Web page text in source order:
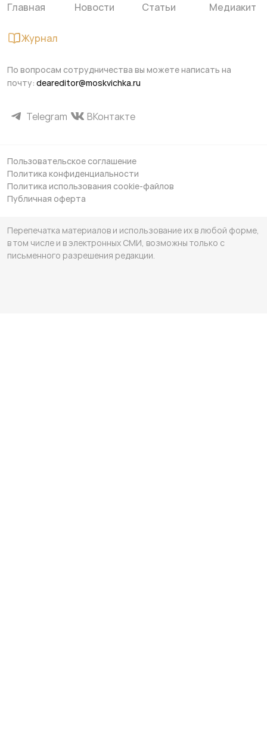
Главная Новости Статьи Медиакит
Журнал
По вопросам сотрудничества вы можете написать на
почту: deareditor@moskvichka.ru
Telegram ВКонтакте
Пользовательское соглашение
Политика конфиденциальности
Политика использования cookie-файлов
Публичная оферта
Перепечатка материалов и использование их в любой форме,
в том числе и в электронных СМИ, возможны только с
письменного разрешения редакции.